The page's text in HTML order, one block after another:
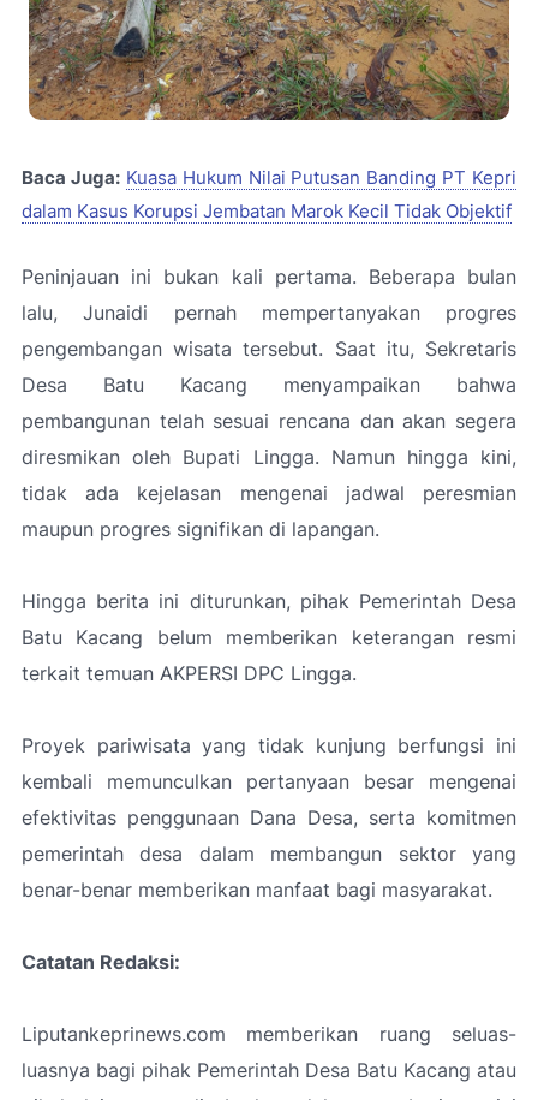
Baca Juga: Kuasa Hukum Nilai Putusan Banding PT Kepri
dalam Kasus Korupsi Jembatan Marok Kecil Tidak Objektif
Peninjauan ini bukan kali pertama. Beberapa bulan
lalu, Junaidi pernah mempertanyakan progres
pengembangan wisata tersebut. Saat itu, Sekretaris
Desa Batu Kacang menyampaikan bahwa
pembangunan telah sesuai rencana dan akan segera
diresmikan oleh Bupati Lingga. Namun hingga kini,
tidak ada kejelasan mengenai jadwal peresmian
maupun progres signifikan di lapangan.
Hingga berita ini diturunkan, pihak Pemerintah Desa
Batu Kacang belum memberikan keterangan resmi
terkait temuan AKPERSI DPC Lingga.
Proyek pariwisata yang tidak kunjung berfungsi ini
kembali memunculkan pertanyaan besar mengenai
efektivitas penggunaan Dana Desa, serta komitmen
pemerintah desa dalam membangun sektor yang
benar-benar memberikan manfaat bagi masyarakat.
Catatan Redaksi:
Liputankeprinews.com memberikan ruang seluas-
luasnya bagi pihak Pemerintah Desa Batu Kacang atau